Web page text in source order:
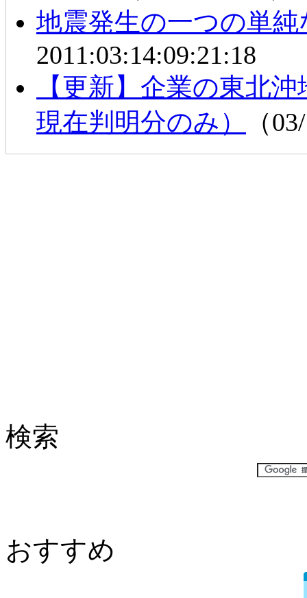
地震発生の一つの単純
2011:03:14:09:21:18
【更新】企業の東北
現在判明分のみ）
（
検索
おすすめ